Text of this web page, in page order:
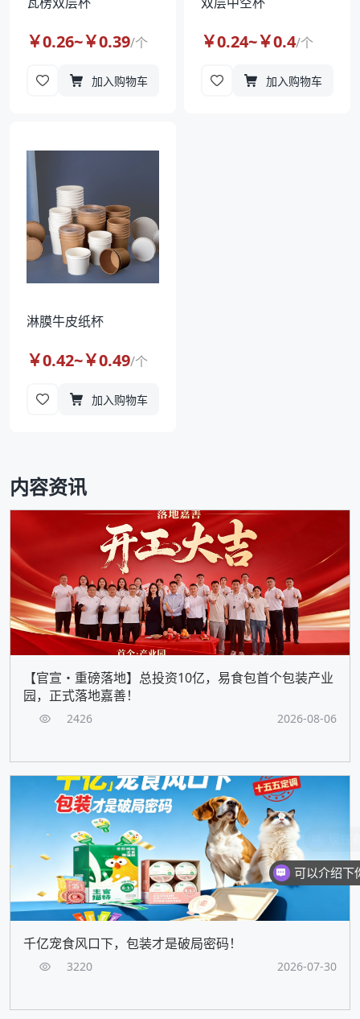
￥0.26~￥0.39/个
加入购物车
￥0.24~￥0.4/个
加入购物车
淋膜牛皮纸杯
￥0.42~￥0.49/个
加入购物车
内容资讯
【官宣・重磅落地】总投资10亿，易食包首个包装产业
园，正式落地嘉善！
2426 2026-08-06
千亿宠食风口下，包装才是破局密码！
3220 2026-07-30